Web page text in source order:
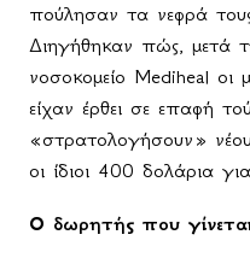
πούλησαν τα νεφρά
Διηγήθηκαν πώς, μετά
νοσοκομείο Mediheal οι
είχαν έρθει σε επαφή
«στρατολογήσουν»
οι ίδιοι 400 δολάρια
Ο δωρητής που